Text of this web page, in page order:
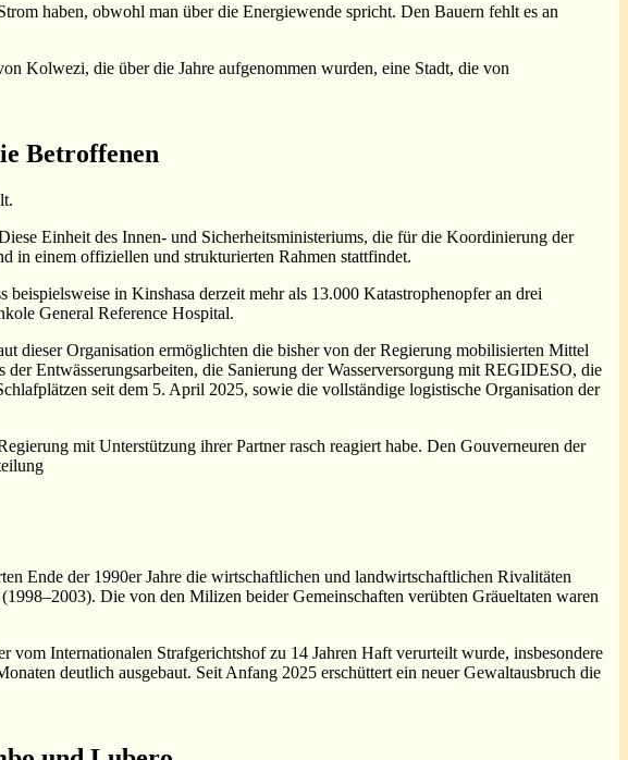
haben, obwohl man über die Energiewende spricht. Den Bauern fehlt es an
Kolwezi, die über die Jahre aufgenommen wurden, eine Stadt, die von
Betroffenen
Einheit des Innen- und Sicherheitsministeriums, die für die Koordinierung der
in einem offiziellen und strukturierten Rahmen stattfindet.
in Kinshasa derzeit mehr als 13.000 Katastrophenopfer an drei
General Reference Hospital.
dieser Organisation ermöglichten die bisher von der Regierung mobilisierten Mittel
Entwässerungsarbeiten, die Sanierung der Wasserversorgung mit REGIDESO, die
seit dem 5. April 2025, sowie die vollständige logistische Organisation der
mit Unterstützung ihrer Partner rasch reagiert habe. Den Gouverneuren der
Ende der 1990er Jahre die wirtschaftlichen und landwirtschaftlichen Rivalitäten
Die von den Milizen beider Gemeinschaften verübten Gräueltaten waren
Internationalen Strafgerichtshof zu 14 Jahren Haft verurteilt wurde, insbesondere
deutlich ausgebaut. Seit Anfang 2025 erschüttert ein neuer Gewaltausbruch die